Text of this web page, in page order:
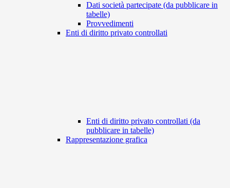
Dati società partecipate (da pubblicare in
tabelle)
Provvedimenti
Enti di diritto privato controllati
Enti di diritto privato controllati (da
pubblicare in tabelle)
Rappresentazione grafica